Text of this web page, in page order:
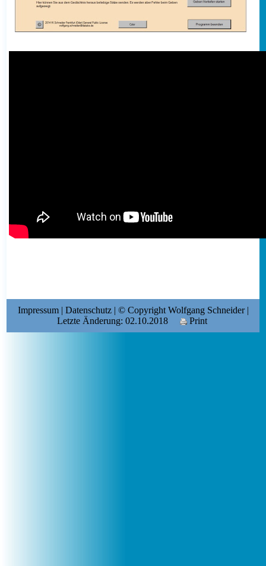
Impressum| Datenschutz| © Copyright Wolfgang Schneider |
Letzte Änderung: 02.10.2018
Print